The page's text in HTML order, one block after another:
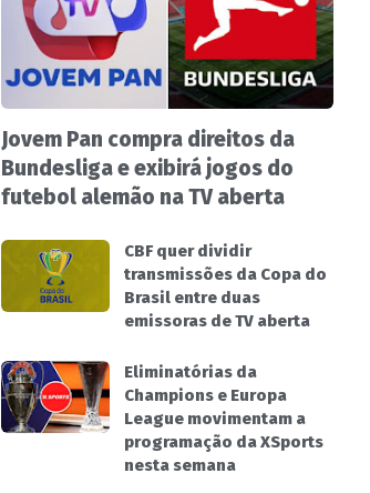
Jovem Pan compra direitos da
Bundesliga e exibirá jogos do
futebol alemão na TV aberta
CBF quer dividir
transmissões da Copa do
Brasil entre duas
emissoras de TV aberta
Eliminatórias da
Champions e Europa
League movimentam a
programação da XSports
nesta semana